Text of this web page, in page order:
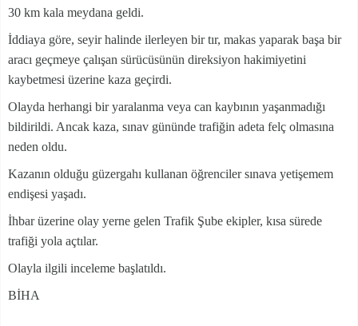
30 km kala meydana geldi.
İddiaya göre, seyir halinde ilerleyen bir tır, makas yaparak başa bir
aracı geçmeye çalışan sürücüsünün direksiyon hakimiyetini
kaybetmesi üzerine kaza geçirdi.
Olayda herhangi bir yaralanma veya can kaybının yaşanmadığı
bildirildi. Ancak kaza, sınav gününde trafiğin adeta felç olmasına
neden oldu.
Kazanın olduğu güzergahı kullanan öğrenciler sınava yetişemem
endişesi yaşadı.
İhbar üzerine olay yerne gelen Trafik Şube ekipler, kısa sürede
trafiği yola açtılar.
Olayla ilgili inceleme başlatıldı.
BİHA